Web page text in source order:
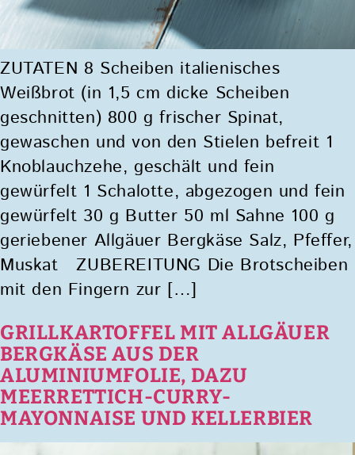
ZUTATEN 8 Scheiben italienisches
Weißbrot (in 1,5 cm dicke Scheiben
geschnitten) 800 g frischer Spinat,
gewaschen und von den Stielen befreit 1
Knoblauchzehe, geschält und fein
gewürfelt 1 Schalotte, abgezogen und fein
gewürfelt 30 g Butter 50 ml Sahne 100 g
geriebener Allgäuer Bergkäse Salz, Pfeffer,
Muskat ZUBEREITUNG Die Brotscheiben
mit den Fingern zur […]
GRILLKARTOFFEL MIT ALLGÄUER
BERGKÄSE AUS DER
ALUMINIUMFOLIE, DAZU
MEERRETTICH-CURRY-
MAYONNAISE UND KELLERBIER